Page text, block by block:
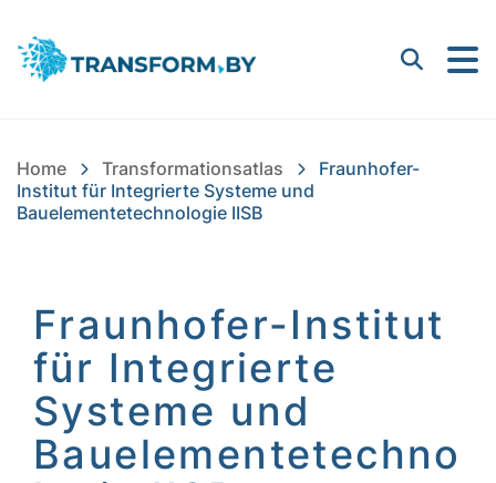
Bayern Innovativ GmbH
Suchen
Home Transformationsatlas
Fraunhofer-
Institut für Integrierte Systeme und
Bauelementetechnologie IISB
Fraunhofer-Institut
für Integrierte
Systeme und
Bauelementetechno